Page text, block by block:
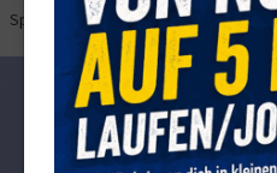
Sportangebote Gesund & Fit